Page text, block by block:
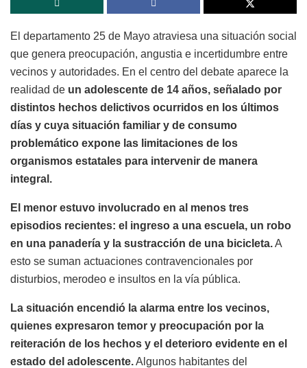
El departamento 25 de Mayo atraviesa una situación social
que genera preocupación, angustia e incertidumbre entre
vecinos y autoridades. En el centro del debate aparece la
realidad de un adolescente de 14 años, señalado por
distintos hechos delictivos ocurridos en los últimos
días y cuya situación familiar y de consumo
problemático expone las limitaciones de los
organismos estatales para intervenir de manera
integral.
El menor estuvo involucrado en al menos tres
episodios recientes: el ingreso a una escuela, un robo
en una panadería y la sustracción de una bicicleta.A
esto se suman actuaciones contravencionales por
disturbios, merodeo e insultos en la vía pública.
La situación encendió la alarma entre los vecinos,
quienes expresaron temor y preocupación por la
reiteración de los hechos y el deterioro evidente en el
estado del adolescente.Algunos habitantes del